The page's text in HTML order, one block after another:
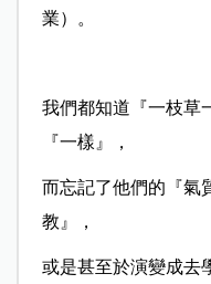
業）。
我們都知道『一枝草
『一樣』，
而忘記了他們的『氣
教』，
或是甚至於演變成去